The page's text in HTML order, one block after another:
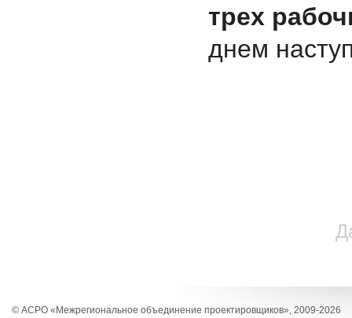
трех
днем
© АСРО «Межрегиональное объединение проектировщиков», 2009-2026